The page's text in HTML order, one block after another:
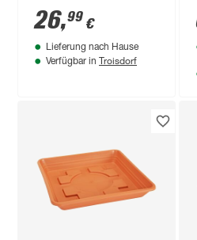
26,99 €
Lieferung nach Hause
Verfügbar in Troisdorf